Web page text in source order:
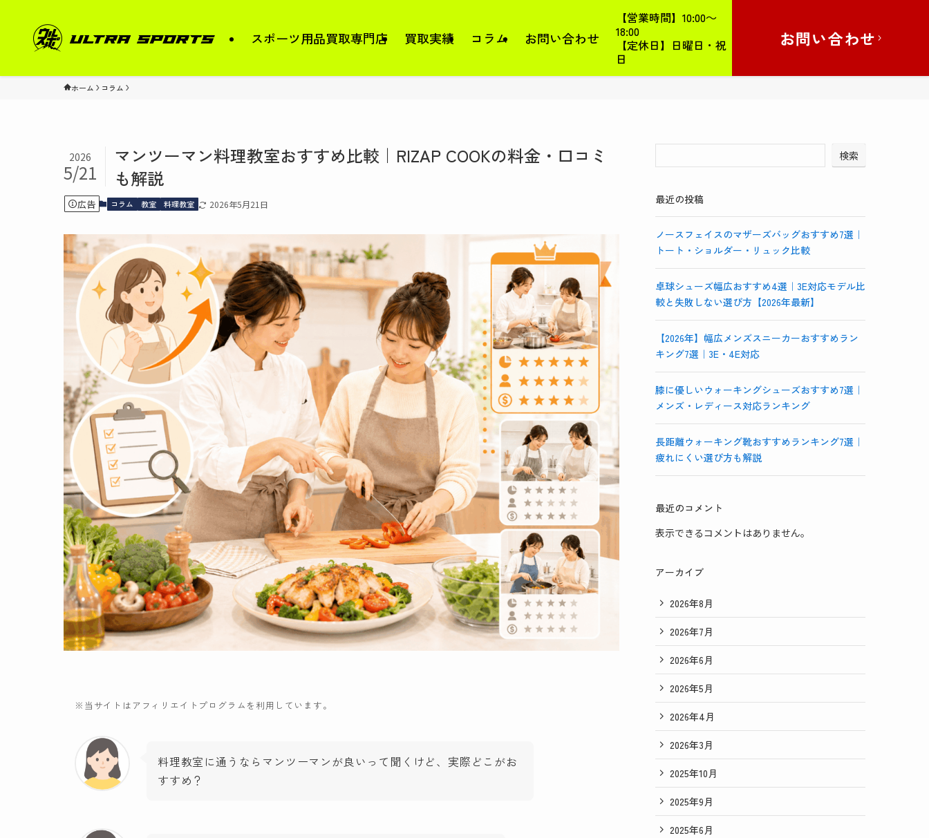
スポーツ用品買取専門店 買取実績 コラム お問い合わせ
【営業時間】10:00～
18:00
【定休日】日曜日・祝
日
お問い合わせ
ホーム コラム
マンツーマン料理教室おすすめ比較｜RIZAP COOKの料金・口コミ
も解説
2026
5/21
広告 コラム 教室 料理教室 2026年5月21日
※当サイトはアフィリエイトプログラムを利用しています。
料理教室に通うならマンツーマンが良いって聞くけど、実際どこがお
すすめ？
検索
最近の投稿
ノースフェイスのマザーズバッグおすすめ7選｜
トート・ショルダー・リュック比較
卓球シューズ幅広おすすめ4選｜3E対応モデル比
較と失敗しない選び方【2026年最新】
【2026年】幅広メンズスニーカーおすすめラン
キング7選｜3E・4E対応
膝に優しいウォーキングシューズおすすめ7選｜
メンズ・レディース対応ランキング
長距離ウォーキング靴おすすめランキング7選｜
疲れにくい選び方も解説
最近のコメント
表示できるコメントはありません。
アーカイブ
2026年8月
2026年7月
2026年6月
2026年5月
2026年4月
2026年3月
2025年10月
2025年9月
2025年6月